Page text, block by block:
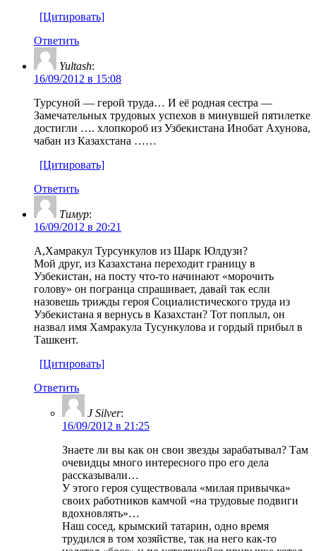
[Цитировать]
Ответить
Yultash:
16/09/2012 в 15:08
Турсуной — герой труда… И её родная сестра —
Замечательных трудовых успехов в минувшей пятилетке
достигли …. хлопкороб из Узбекистана Инобат Ахунова,
чабан из Казахстана ……
[Цитировать]
Ответить
Тимур:
16/09/2012 в 20:21
А,Хамракул Турсункулов из Шарк Юлдузи?
Мой друг, из Казахстана переходит границу в
Узбекистан, на посту что-то начинают «морочить
голову» он погранца спрашивает, давай так если
назовешь трижды героя Социалистического труда из
Узбекистана я вернусь в Казахстан? Тот поплыл, он
назвал имя Хамракула Тусункулова и гордый прибыл в
Ташкент.
[Цитировать]
Ответить
J Silver:
16/09/2012 в 21:25
Знаете ли вы как он свои звезды зарабатывал? Там
очевидцы много интересного про его дела
рассказывали…
У этого героя существовала «милая привычка»
своих работников камчой «на трудовые подвиги
вдохновлять»…
Наш сосед, крымский татарин, одно время
трудился в том хозяйстве, так на него как-то